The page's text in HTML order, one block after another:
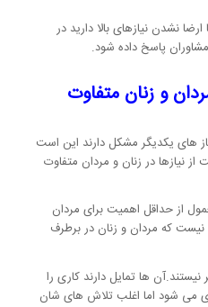
نشدن نیازهای بالا دارید در
پاسخ داده شود.
و زنان متفاوت
های یکدیگر مشکل دارند این است
نیازها در زنان و مردان متفاوت
از حداقل اهمیت برای مردان
که مردان و زنان در برطرف
ها تمایل دارند کاری را
می شود اما اغلب تلاش های شان